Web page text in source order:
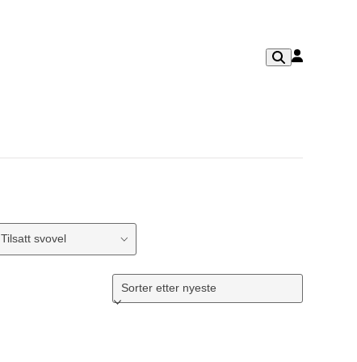
Tilsatt svovel